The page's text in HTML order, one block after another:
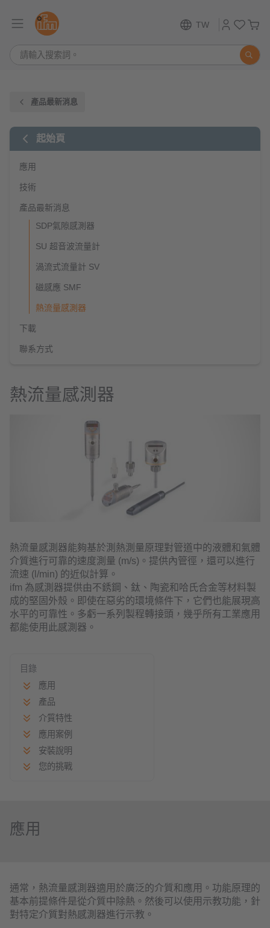
TW
產品最新消息
起始頁
應用
技術
產品最新消息
SDP氣隙感測器
SU 超音波流量計
渦流式流量計 SV
磁感應 SMF
熱流量感測器
下載
聯系方式
熱流量感測器
熱流量感測器能夠基於測熱測量原理對管道中的液體和氣體
介質進行可靠的速度測量 (m/s)。提供內管徑，還可以進行
流速 (l/min) 的近似計算。
ifm 為感測器提供由不銹鋼、鈦、陶瓷和哈氏合金等材料製
成的堅固外殼。即使在惡劣的環境條件下，它們也能展現高
水平的可靠性。多虧一系列製程轉接頭，幾乎所有工業應用
都能使用此感測器。
目錄
應用
產品
介質特性
應用案例
安裝說明
您的挑戰
應用
通常，熱流量感測器適用於廣泛的介質和應用。功能原理的
基本前提條件是從介質中除熱。然後可以使用示教功能，針
對特定介質對熱感測器進行示教。